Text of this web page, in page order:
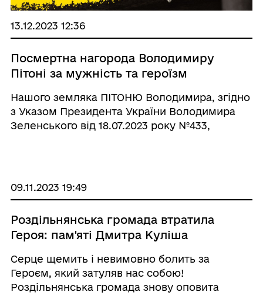
13.12.2023 12:36
Посмертна нагорода Володимиру
Пітоні за мужність та героїзм
Нашого земляка ПІТОНЮ Володимира, згідно
з Указом Президента України Володимира
Зеленського від 18.07.2023 року №433,
09.11.2023 19:49
Роздільнянська громада втратила
Героя: пам'яті Дмитра Куліша
Серце щемить і невимовно болить за
Героєм, який затуляв нас собою!
Роздільнянська громада знову оповита